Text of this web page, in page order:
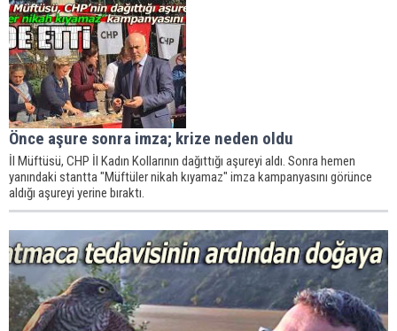
Önce aşure sonra imza; krize neden oldu
İl Müftüsü, CHP İl Kadın Kollarının dağıttığı aşureyi aldı. Sonra hemen
yanındaki stantta "Müftüler nikah kıyamaz" imza kampanyasını görünce
aldığı aşureyi yerine bıraktı.